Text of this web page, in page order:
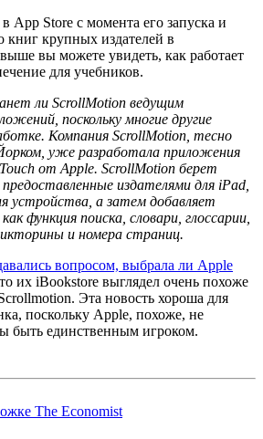
App Store с момента его запуска и
книг крупных издателей в
вы можете увидеть, как работает
для учебников.
ли ScrollMotion ведущим
поскольку многие другие
Компания ScrollMotion, тесно
уже разработала приложения
от Apple. ScrollMotion берет
издателями для iPad,
устройства, а затем добавляет
функция поиска, словари, глоссарии,
и номера страниц.
вопросом, выбрала ли Apple
их iBookstore выглядел очень похоже
Эта новость хороша для
поскольку Apple, похоже, не
быть единственным игроком.
The Economist